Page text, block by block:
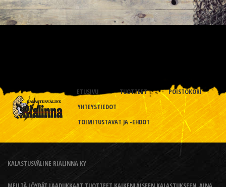
ETUSIVU TUOTTEET
POISTOKORI
YHTEYSTIEDOT
TOIMITUSTAVAT JA -EHDOT
KALASTUSVÄLINE RIALINNA KY